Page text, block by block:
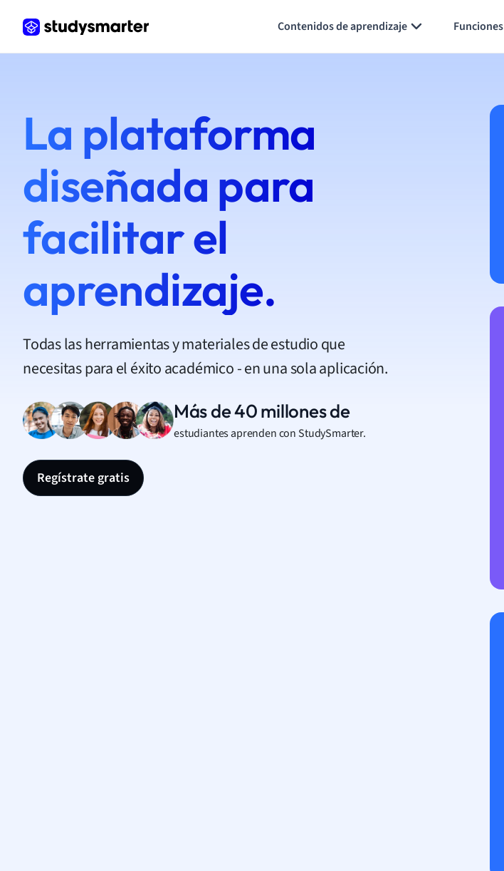
Contenidos de aprendizaje Funciones
La plataforma
diseñada para
facilitar el
aprendizaje.
Todas las herramientas y materiales de estudio que
necesitas para el éxito académico - en una sola aplicación.
Más de 40 millones de
estudiantes aprenden con StudySmarter.
Regístrate gratis